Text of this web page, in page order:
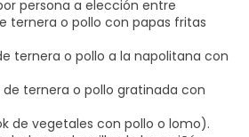
por persona a elección entre
ternera o pollo con papas fritas
ternera o pollo a la napolitana con
ternera o pollo gratinada con
de vegetales con pollo o lomo).